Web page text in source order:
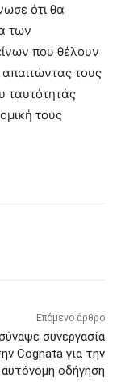
ότι θα
των
που θέλουν
απαιτώντας τους
ταυτότητάς
τους
Επόμενο άρθρο
συνεργασία
Cognata για την
αυτόνομη οδήγηση